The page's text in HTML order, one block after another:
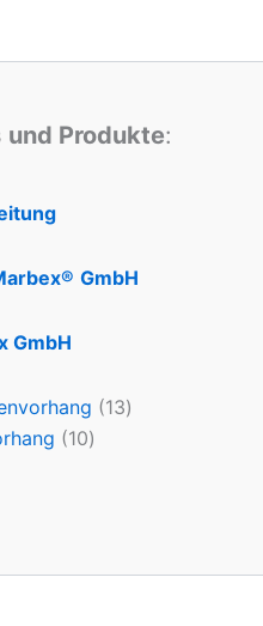
und Produkte:
GmbH
GmbH
13
10